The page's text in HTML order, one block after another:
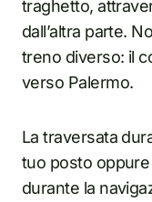
traghetto,
dall’altra parte.
treno diverso: il
verso Palermo.
La traversata
tuo posto
durante la